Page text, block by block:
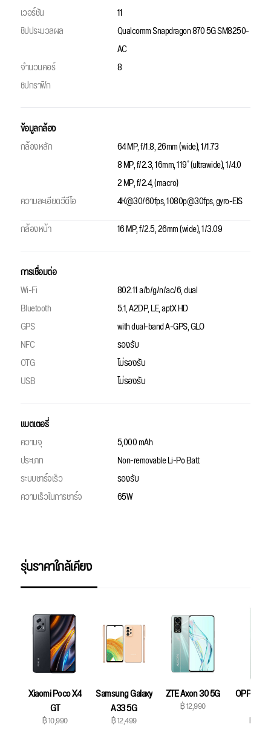
เวอร์ชัน
11
ชิปประมวลผล
Qualcomm Snapdragon 870 5G SM8250-
AC
จำนวนคอร์
8
ชิปกราฟิก
ข้อมูลกล้อง
กล้องหลัก
64 MP, f/1.8, 26mm (wide), 1/1.73
8 MP, f/2.3, 16mm, 119˚ (ultrawide), 1/4.0
2 MP, f/2.4, (macro)
ความละเอียดวีดีโอ
4K@30/60fps, 1080p@30fps, gyro-EIS
กล้องหน้า
16 MP, f/2.5, 26mm (wide), 1/3.09
การเชื่อมต่อ
Wi-Fi
802.11 a/b/g/n/ac/6, dual
Bluetooth
5.1, A2DP, LE, aptX HD
GPS
with dual-band A-GPS, GLO
NFC
รองรับ
OTG
ไม่รองรับ
USB
ไม่รองรับ
แบตเตอรี่
ความจุ
5,000 mAh
ประเภท
Non-removable Li-Po Batt
ระบบชาร์จเร็ว
รองรับ
ความเร็วในการชาร์จ
65W
รุ่นราคาใกล้เคียง
Xiaomi Poco X4
GT
฿ 10,990
Samsung Galaxy
A33 5G
฿ 12,499
ZTE Axon 30 5G
฿ 12,990
OPPO
฿